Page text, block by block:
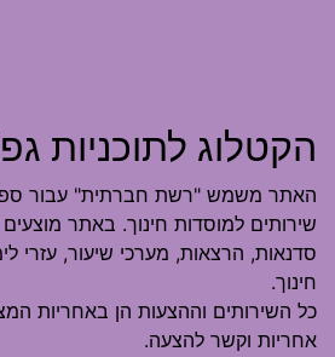
הקטלוג לתוכניות
האתר משמש "רשת חברתית" עבור
שירותים למוסדות חינוך. באתר מוצעים
סדנאות, הרצאות, מערכי שיעור, עזרי
חינוך.
כל השירותים וההצעות הן באחריות
אחריות וקשר להצעה.